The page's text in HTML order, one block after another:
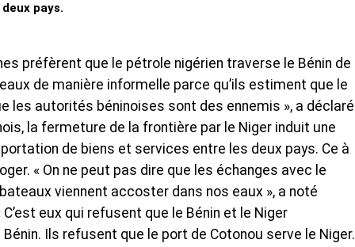
pays.
préfèrent que le pétrole nigérien traverse le Bénin de
de manière informelle parce qu’ils estiment que le
les autorités béninoises sont des ennemis », a déclaré
la fermeture de la frontière par le Niger induit une
de biens et services entre les deux pays. Ce à
« On ne peut pas dire que les échanges avec le
viennent accoster dans nos eaux », a noté
eux qui refusent que le Bénin et le Niger
Ils refusent que le port de Cotonou serve le Niger.